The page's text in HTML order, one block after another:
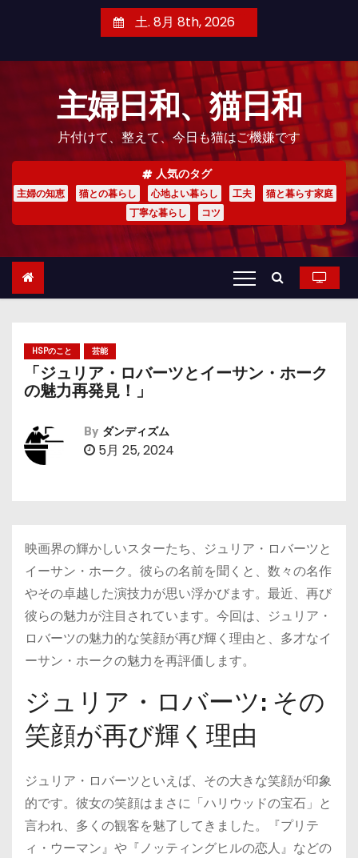
土. 8月 8th, 2026
主婦日和、猫日和
片付けて、整えて、今日も猫はご機嫌です
人気のタグ
主婦の知恵 猫との暮らし 心地よい暮らし 工夫
猫と暮らす家庭
丁寧な暮らし
コツ
HSPのこと 芸能
「ジュリア・ロバーツとイーサン・ホーク
の魅力再発見！」
By ダンディズム
5月 25, 2024
映画界の輝かしいスターたち、ジュリア・ロバーツと
イーサン・ホーク。彼らの名前を聞くと、数々の名作
やその卓越した演技力が思い浮かびます。最近、再び
彼らの魅力が注目されています。今回は、ジュリア・
ロバーツの魅力的な笑顔が再び輝く理由と、多才なイ
ーサン・ホークの魅力を再評価します。
ジュリア・ロバーツ: その
笑顔が再び輝く理由
ジュリア・ロバーツといえば、その大きな笑顔が印象
的です。彼女の笑顔はまさに「ハリウッドの宝石」と
言われ、多くの観客を魅了してきました。『プリテ
ィ・ウーマン』や『ノッティングヒルの恋人』などの